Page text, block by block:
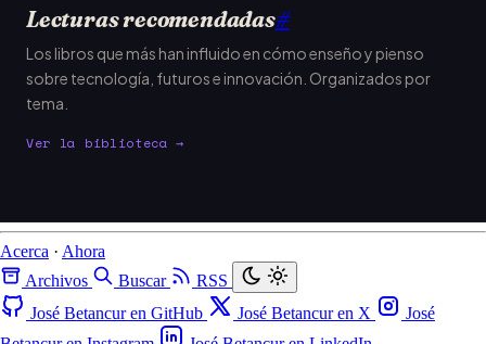
Lecturas recomendadas#
Los libros que más han influido en cómo enseño y pienso
sobre tecnología, futuros e innovación. Organizados por
tema.
Ver la biblioteca →
Acerca · Ahora
Archivos
Buscar
RSS
José Betancur en GitHub
José Betancur en X
José